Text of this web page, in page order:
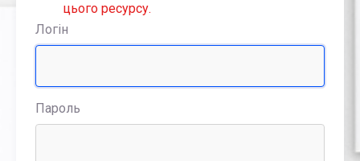
цього ресурсу.
Логін
Пароль